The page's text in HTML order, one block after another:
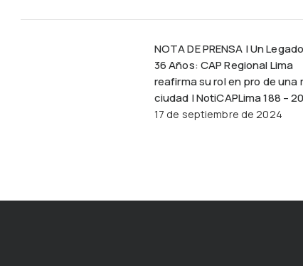
NOTA DE PRENSA | Un
36 Años: CAP Regional Lima
reafirma su rol en pro de una
ciudad | NotiCAPLima 188 –
17 de septiembre de 2024